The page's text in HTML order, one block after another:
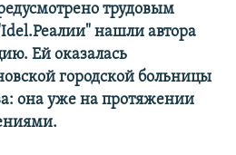
трудовым
нашли автора
Ей оказалась
городской больницы
она уже на протяжении